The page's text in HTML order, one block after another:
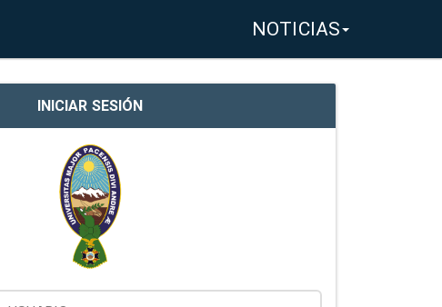
NOTICIAS
INICIAR SESIÓN